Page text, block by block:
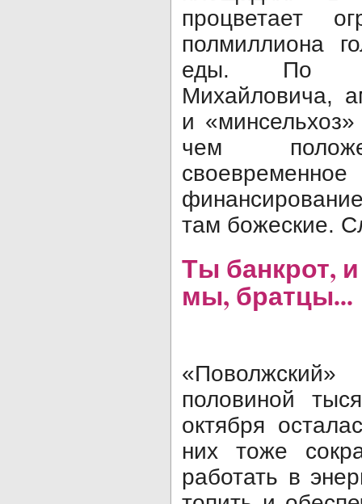
процветает
полмиллиона
еды. По
Михайловича,
и
чем
там божеские.
Ты банкрот,
мы, братцы...
половиной
октября
них тоже
работать в